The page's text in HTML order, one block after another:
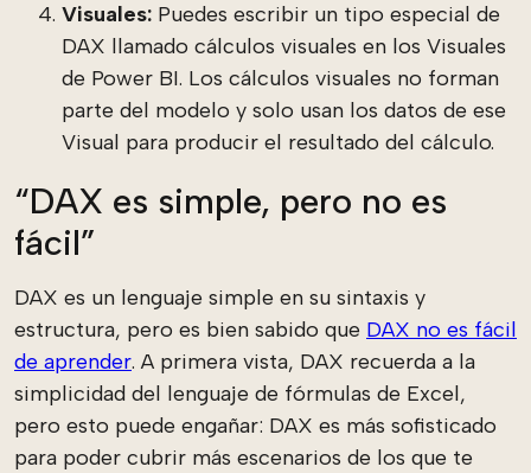
Visuales: Puedes escribir un tipo especial de
DAX llamado cálculos visuales en los Visuales
de Power BI. Los cálculos visuales no forman
parte del modelo y solo usan los datos de ese
Visual para producir el resultado del cálculo.
“DAX es simple, pero no es
fácil”
DAX es un lenguaje simple en su sintaxis y
estructura, pero es bien sabido que DAX no es fácil
de aprender. A primera vista, DAX recuerda a la
simplicidad del lenguaje de fórmulas de Excel,
pero esto puede engañar: DAX es más sofisticado
para poder cubrir más escenarios de los que te